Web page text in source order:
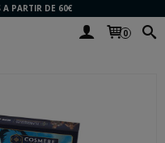
A PARTIR DE 60€
0